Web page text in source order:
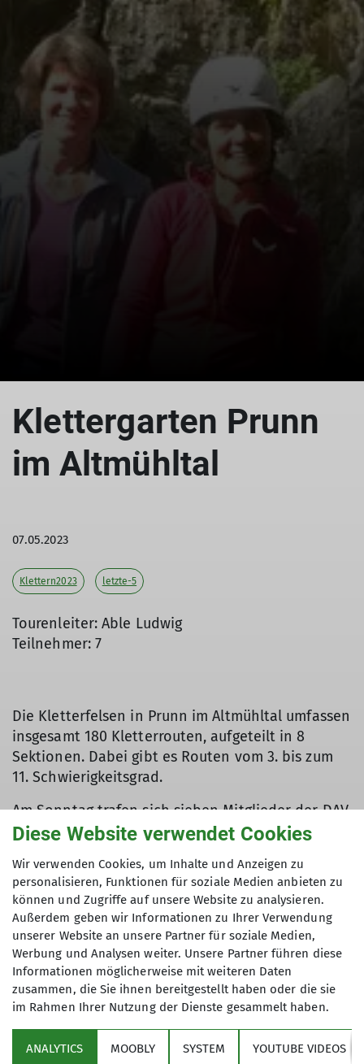
Klettergarten Prunn
im Altmühltal
07.05.2023
Klettern2023 letzte-5
Tourenleiter: Able Ludwig
Teilnehmer: 7
Die Kletterfelsen in Prunn im Altmühltal umfassen
insgesamt 180 Kletterrouten, aufgeteilt in 8
Sektionen. Dabei gibt es Routen vom 3. bis zum
11. Schwierigkeitsgrad.
Am Sonntag trafen sich sieben Mitglieder der DAV
Sektion Dingolfing mit dem Organisator Ludwig
die Kletterrouten am 35 m hohen Prunner Turm,
einem markanten Kletterfelsen aus Kalkgestein
zwischen Kehlheim und Riedenburg, erkunden.
Zuerst erprobten sich die Kletterer an der ca. 18
m hohen Nordseite, dort fand jeder die ihm
entsprechende Route im 3. bis zum 7.
Schwierigkeitsgrad. Anschließend wollte man an
die beeindruckende 35 m hohe Südostseite
wechseln, die aber leider schon belegt war. So
wanderte man weiter, an den verschiedenen
Diese Website verwendet Cookies
Wir verwenden Cookies, um Inhalte und Anzeigen zu
personalisieren, Funktionen für soziale Medien anbieten zu
können und Zugriffe auf unsere Website zu analysieren.
Außerdem geben wir Informationen zu Ihrer Verwendung
unserer Website an unsere Partner für soziale Medien,
Werbung und Analysen weiter. Unsere Partner führen diese
Informationen möglicherweise mit weiteren Daten
zusammen, die Sie ihnen bereitgestellt haben oder die sie
im Rahmen Ihrer Nutzung der Dienste gesammelt haben.
ANALYTICS MOOBLY SYSTEM YOUTUBE VIDEOS